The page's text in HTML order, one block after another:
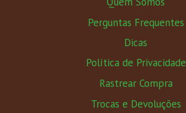
Perguntas Frequentes
Dicas
Política de Privacidade
Rastrear Compra
Trocas e Devoluções